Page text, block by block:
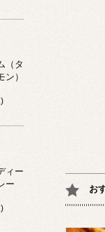
お
（タ
）
ィー
ー